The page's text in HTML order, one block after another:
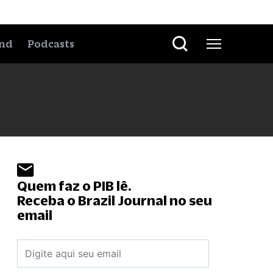
Podcasts
Quem faz o PIB lê.
Receba o Brazil Journal no seu
email